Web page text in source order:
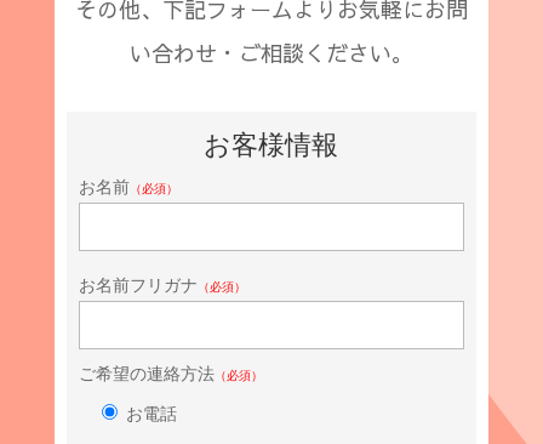
その他、下記フォームよりお気軽にお問
い合わせ・ご相談ください。
お客様情報
お名前（必須）
お名前フリガナ （必須）
ご希望の連絡方法（必須）
お電話